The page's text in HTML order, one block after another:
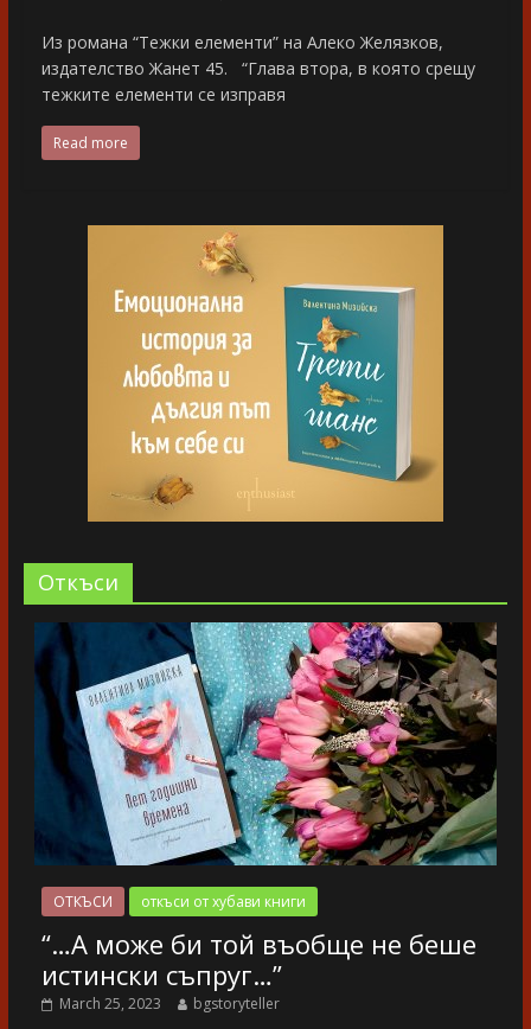
Из романа “Тежки елементи” на Алеко Желязков,
издателство Жанет 45. “Глава втора, в която срещу
тежките елементи се изправя
Read more
Oткъси
ОТКЪСИ откъси от хубави книги
“…А може би той въобще не беше
истински съпруг…”
March 25, 2023 bgstoryteller